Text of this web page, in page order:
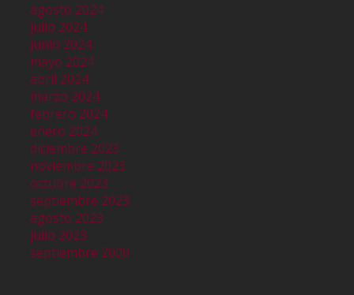
agosto 2024
julio 2024
junio 2024
mayo 2024
abril 2024
marzo 2024
febrero 2024
enero 2024
diciembre 2023
noviembre 2023
octubre 2023
septiembre 2023
agosto 2023
julio 2023
septiembre 2000